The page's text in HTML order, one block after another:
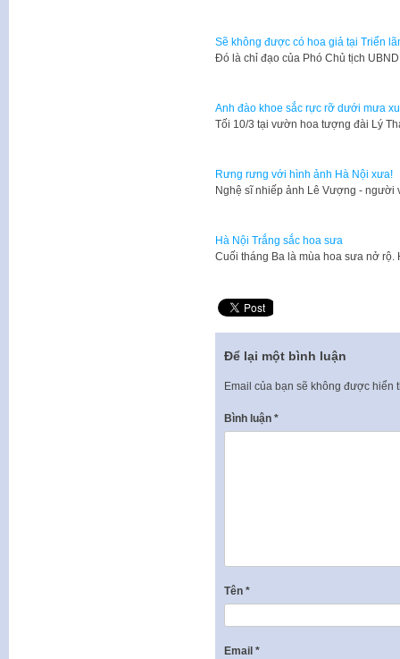
Sẽ không được có hoa giả tại Triển
Đó là chỉ đạo của Phó Chủ tịch
Anh đào khoe sắc rực rỡ dưới mưa
Tối 10/3 tại vườn hoa tượng đài Lý
Rưng rưng với hình ảnh Hà Nội xưa!
Nghệ sĩ nhiếp ảnh Lê Vượng -
Hà Nội Trắng sắc hoa sưa
Cuối tháng Ba là mùa hoa sưa nở
Để lại một bình luận
Email của bạn sẽ không được hiển
Bình luận *
Tên *
Email *